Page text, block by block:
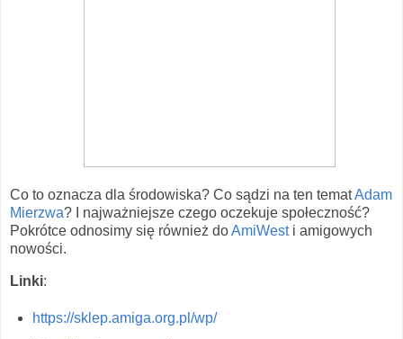
Co to oznacza dla środowiska? Co sądzi na ten tematAdam
Mierzwa? I najważniejsze czego oczekuje społeczność?
Pokrótce odnosimy się również doAmiWesti amigowych
nowości.
Linki:
https://sklep.amiga.org.pl/wp/